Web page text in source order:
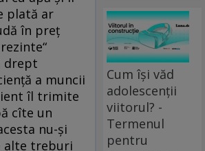
plată ar
în preţ
drept
a muncii
îl trimite
cîte un
nu-şi
alte treburi
Cum își văd
adolescenții
viitorul? -
Termenul
pentru